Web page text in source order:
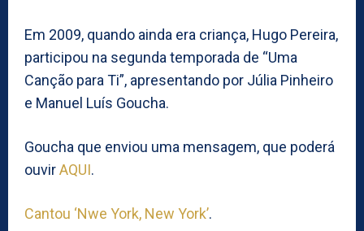
Em 2009, quando ainda era criança, Hugo Pereira,
participou na segunda temporada de “Uma
Canção para Ti”, apresentando por Júlia Pinheiro
e Manuel Luís Goucha.
Goucha que enviou uma mensagem, que poderá
ouvirAQUI.
Cantou ‘Nwe York, New York’.